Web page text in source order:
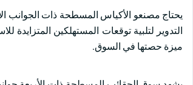
يحتاج مصنعو الأكياس المسطحة ذات الجوانب
التدوير لتلبية توقعات المستهلكين المتزايدة
ميزة حصتها في السوق.